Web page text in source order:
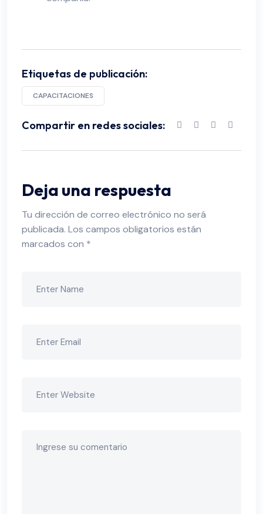
Etiquetas de publicación:
CAPACITACIONES
Compartir en redes sociales:
Deja una respuesta
Tu dirección de correo electrónico no será
publicada. Los campos obligatorios están
marcados con *